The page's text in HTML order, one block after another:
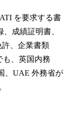
を要求する書
成績証明書、
、企業書類
も、英国内務
、UAE 外務省が